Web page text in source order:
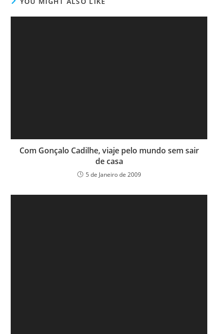
Com Gonçalo Cadilhe, viaje pelo mundo sem sair
de casa
5 de Janeiro de 2009